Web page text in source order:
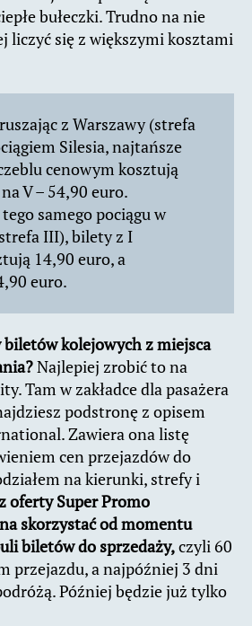
bułeczki. Trudno na nie
liczyć się z większymi kosztami
z Warszawy (strefa
Silesia, najtańsze
cenowym kosztują
V – 54,90 euro.
samego pociągu w
III), bilety z I
14,90 euro, a
euro.
biletów kolejowych z miejsca
Najlepiej zrobić to na
Tam w zakładce dla pasażera
podstronę z opisem
Zawiera ona listę
cen przejazdów do
na kierunki, strefy i
oferty Super Promo
skorzystać od momentu
biletów do sprzedaży,czyli 60
przejazdu, a najpóźniej 3 dni
Później będzie już tylko